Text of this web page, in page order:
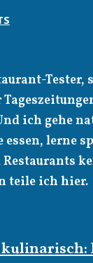
Tester,
ich gehe
lerne
teile ich hier.